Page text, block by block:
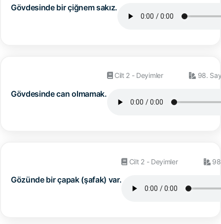
Gövdesinde bir çiğnem sakız.
Gövdesinde can olmamak.
Cilt 2 - Deyimler 98.
Gözünde bir çapak (şafak) var.
Cilt 2 - Deyimler